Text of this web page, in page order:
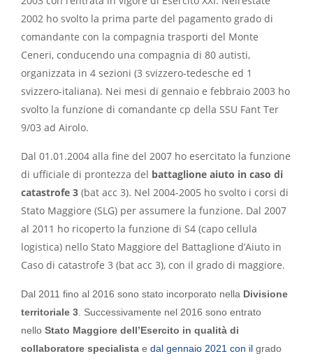
2002 ho svolto la prima parte del pagamento grado di
comandante con la compagnia trasporti del Monte
Ceneri, conducendo una compagnia di 80 autisti,
organizzata in 4 sezioni (3 svizzero-tedesche ed 1
svizzero-italiana). Nei mesi di gennaio e febbraio 2003 ho
svolto la funzione di comandante cp della SSU Fant Ter
9/03 ad Airolo.
Dal 01.01.2004 alla fine del 2007 ho esercitato la funzione
di ufficiale di prontezza del battaglione aiuto in caso di
catastrofe 3 (bat acc 3). Nel 2004-2005 ho svolto i corsi di
Stato Maggiore (SLG) per assumere la funzione. Dal 2007
al 2011 ho ricoperto la funzione di S4 (capo cellula
logistica) nello Stato Maggiore del Battaglione d’Aiuto in
Caso di catastrofe 3 (bat acc 3), con il grado di maggiore.
Dal 2011 fino al 2016 sono stato incorporato nella Divisione
territoriale 3 . Successivamente nel 2016 sono entrato
nello Stato Maggiore dell’Esercito in qualità di
collaboratore specialista e dal gennaio 2021 con il grado